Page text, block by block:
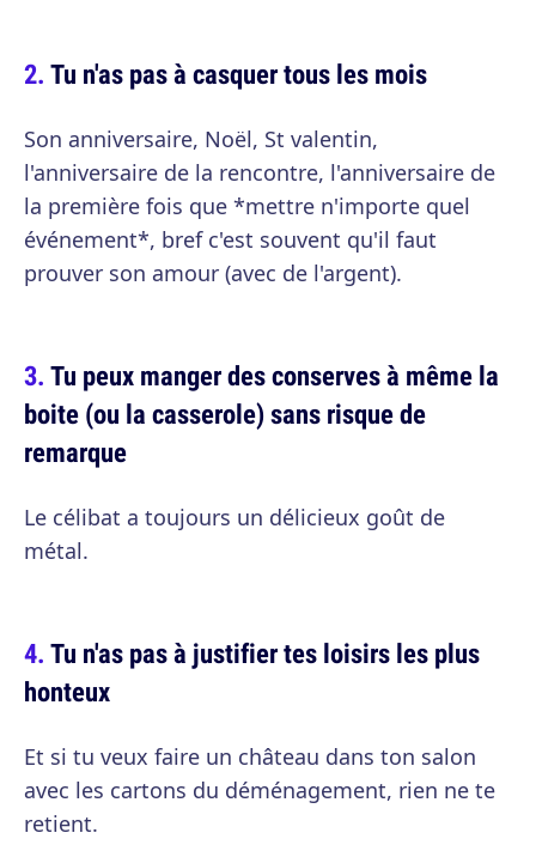
Tu n'as pas à casquer tous les mois
Son anniversaire, Noël, St valentin,
l'anniversaire de la rencontre, l'anniversaire de
la première fois que *mettre n'importe quel
événement*, bref c'est souvent qu'il faut
prouver son amour (avec de l'argent).
Tu peux manger des conserves à même la
boite (ou la casserole) sans risque de
remarque
Le célibat a toujours un délicieux goût de
métal.
Tu n'as pas à justifier tes loisirs les plus
honteux
Et si tu veux faire un château dans ton salon
avec les cartons du déménagement, rien ne te
retient.